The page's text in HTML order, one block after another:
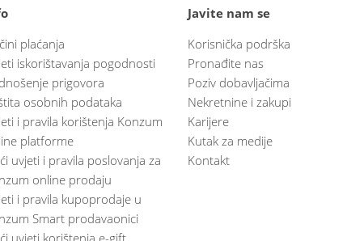
plaćanja
iskorištavanja pogodnosti
prigovora
osobnih podataka
i pravila korištenja Konzum
platforme
uvjeti i pravila poslovanja za
online prodaju
i pravila kupoprodaje u
Smart prodavaonici
uvjeti korištenja e-gift
Javite nam se
Korisnička podrška
Pronađite nas
Poziv dobavljačima
Nekretnine i zakupi
Karijere
Kutak za medije
Kontakt